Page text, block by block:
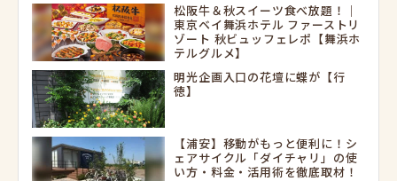
松阪牛＆秋スイーツ食べ放題！｜
東京ベイ舞浜ホテル ファーストリ
ゾート 秋ビュッフェレポ【舞浜ホ
テルグルメ】
明光企画入口の花壇に蝶が【行
徳】
【浦安】移動がもっと便利に！シ
ェアサイクル「ダイチャリ」の使
い方・料金・活用術を徹底取材！